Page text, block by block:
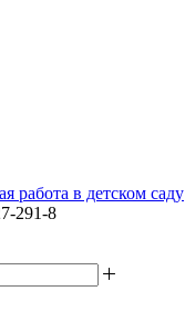
работа в детском саду
291-8